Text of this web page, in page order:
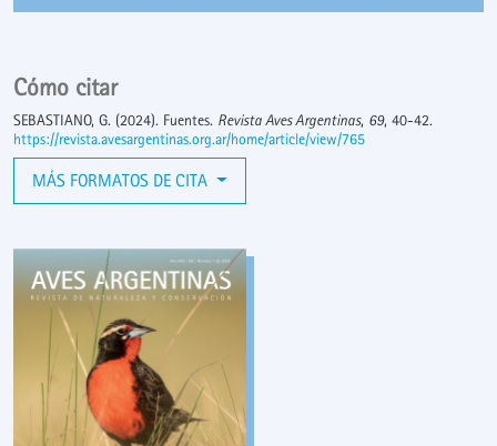
Cómo citar
SEBASTIANO, G. (2024). Fuentes. Revista Aves Argentinas, 69, 40-42.
https://revista.avesargentinas.org.ar/home/article/view/765
MÁS FORMATOS DE CITA